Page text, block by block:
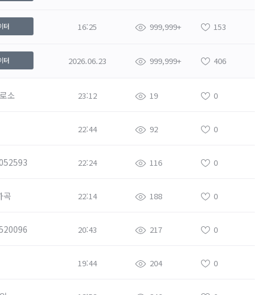
터 16:25 999,999+ 153
터 2026.06.23 999,999+ 406
소 23:12 19 0
22:44 92 0
22:24 116 0
곡 22:14 188 0
20:43 217 0
19:44 204 0